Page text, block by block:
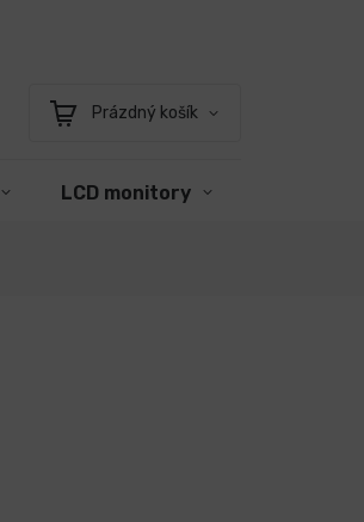
Nákupní
Prázdný košík
LCD monitory